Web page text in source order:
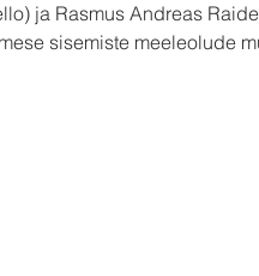
ja Rasmus Andreas
sisemiste meeleolude